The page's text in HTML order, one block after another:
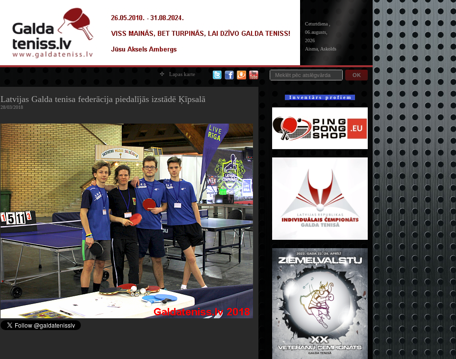
Ceturtdiena ,
06.augusts,
2026
Aisma, Askolds
OK
Lapas karte
Latvijas Galda tenisa federācija piedalījās izstādē Ķīpsalā
28/03/2018
I n v e n t ā r s p r o f i e m